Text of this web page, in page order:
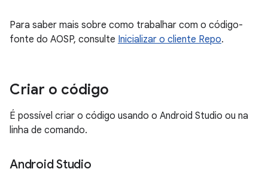
Para saber mais sobre como trabalhar com o código-
fonte do AOSP, consulte Inicializar o cliente Repo.
Criar o código
É possível criar o código usando o Android Studio ou na
linha de comando.
Android Studio